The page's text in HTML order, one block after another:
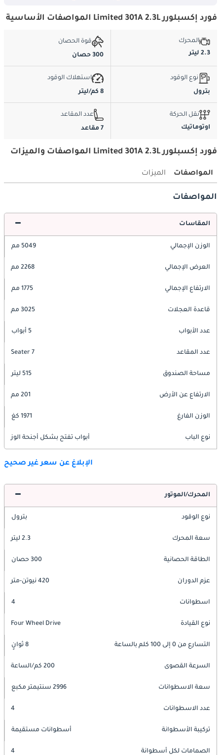
فورد إكسبلورر Limited 301A 2.3L المواصفات الأساسية
المحرك
2.3 ليتر
قوة الحصان
300 حصان
نوع الوقود
بترول
استهلاك الوقود
8 كم/ليتر
نقل الحركة
اوتوماتيك
عدد المقاعد
7 مقاعد
فورد إكسبلورر Limited 301A 2.3L المواصفات والميزات
المواصفات الميزات
المواصفات
المقاسات
الوزن الإجمالي 5049 مم
العرض الإجمالي 2268 مم
الارتفاع الإجمالي 1775 مم
قاعدة العجلات 3025 مم
عدد الأبواب 5 أبواب
عدد المقاعد 7 Seater
مساحة الصندوق 515 ليتر
الارتفاع عن الأرض 201 مم
الوزن الفارغ 1971 كغ
نوع الباب أبواب تفتح بشكل أجنحة الوز
الإبلاغ عن سعر غير صحيح
المحرك/الموتور
نوع الوقود بترول
سعة المحرك 2.3 ليتر
الطاقة الحصانية 300 حصان
عزم الدوران 420 نيوتن-متر
اسطوانات 4
نوع القيادة Four Wheel Drive
التسارع من 0 إلى 100 كلم بالساعة 8 ثوانٍ
السرعة القصوى 200 كم/الساعة
سعة الاسطوانات 2996 سنتيمتر مكبع
عدد الاسطوانات 4
تركيبة الأسطوانة أسطوانات مستقيمة
الصمامات لكل أسطوانة 4